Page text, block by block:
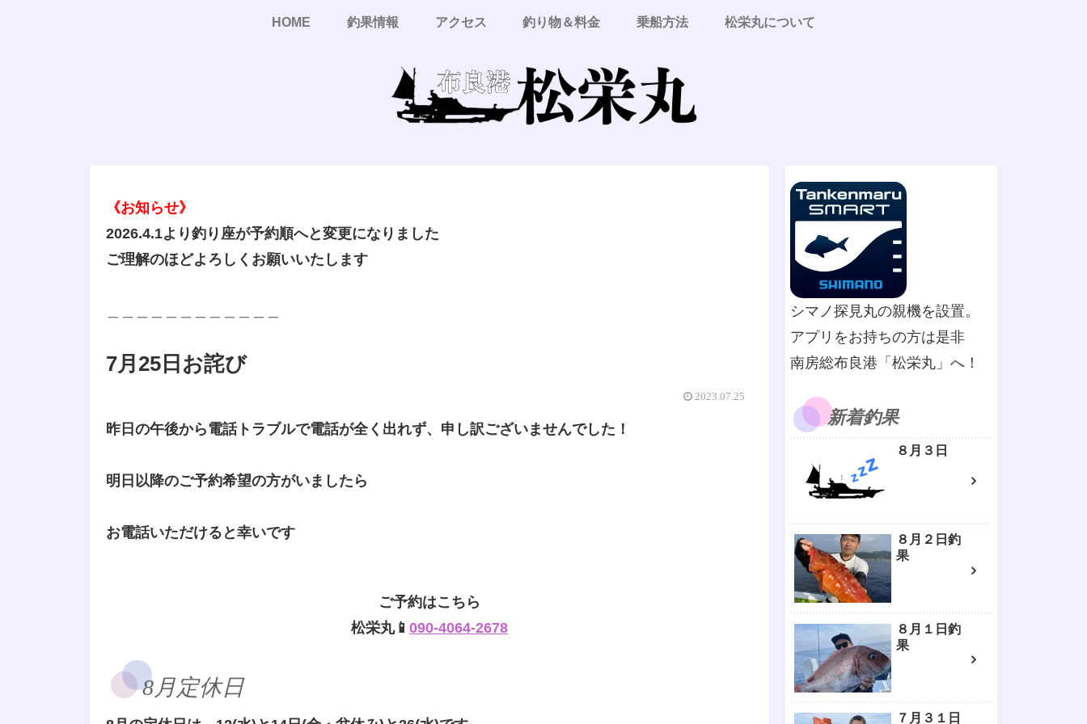
HOME 釣果情報 アクセス 釣り物＆料金 乗船方法 松栄丸について
《お知らせ》
2026.4.1より釣り座が予約順へと変更になりました
ご理解のほどよろしくお願いいたします
7月25日お詫び
2023.07.25
昨日の午後から電話トラブルで電話が全く出れず、申し訳ございませんでした！
明日以降のご予約希望の方がいましたら
お電話いただけると幸いです
ご予約はこちら
松栄丸📱 090-4064-2678
8月定休日
シマノ探見丸の親機を設置。
アプリをお持ちの方は是非
南房総布良港「松栄丸」へ！
新着釣果
８月３日
８月２日釣
果
８月１日釣
果
７月３１日